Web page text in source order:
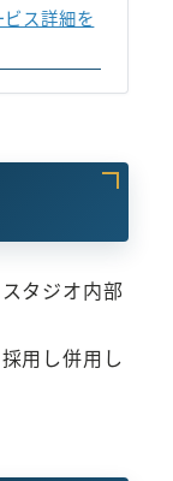
ス詳細を
タジオ内部
用し併用し